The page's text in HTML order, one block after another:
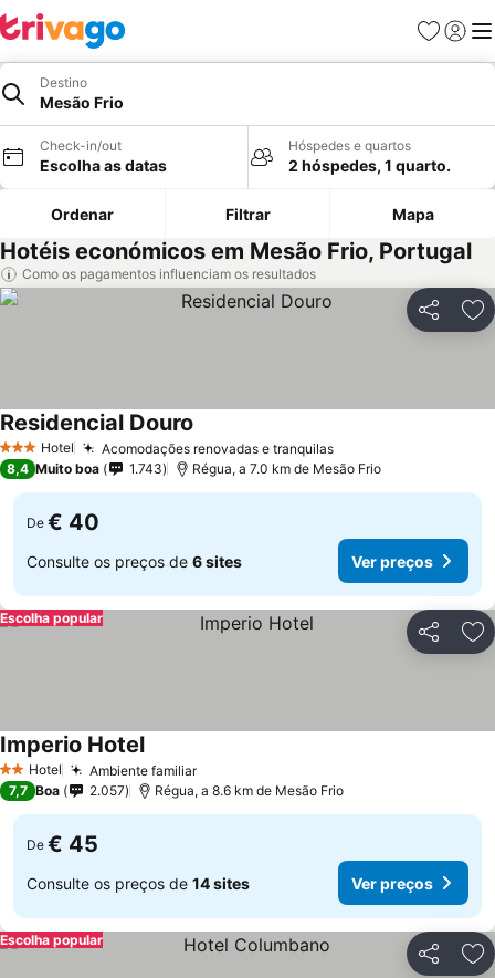
Favoritos
Iniciar
Destino
Mesão Frio
Check-in/out
Escolha as datas
Hóspedes e quartos
2 hóspedes, 1 quarto.
Ordenar Filtrar Mapa
Hotéis económicos em Mesão Frio, Portugal
Como os pagamentos influenciam os resultados
Partilhar
3 EstrelasHotel Acomodações renovadas e tranquilas
Residencial Douro
8,4 Muito boa 1.743 Régua, a 7.0 km de Mesão Frio
De € 40
Consulte os preços de 6 sites Ver preços
Partilhar
Escolha popular
2 Estrelas
Hotel Ambiente familiar
Imperio Hotel
7,7 Boa 2.057 Régua, a 8.6 km de Mesão Frio
De € 45
Consulte os preços de 14 sites Ver preços
Partilhar
Escolha popular